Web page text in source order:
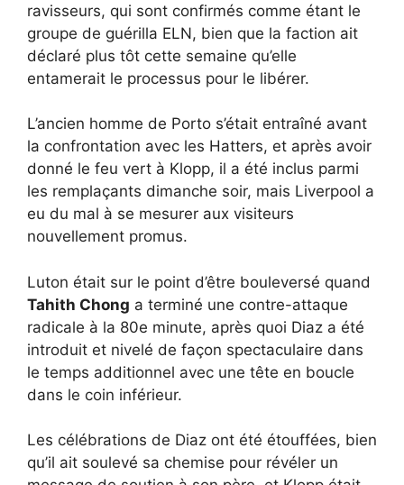
ravisseurs, qui sont confirmés comme étant le
groupe de guérilla ELN, bien que la faction ait
déclaré plus tôt cette semaine qu’elle
entamerait le processus pour le libérer.
L’ancien homme de Porto s’était entraîné avant
la confrontation avec les Hatters, et après avoir
donné le feu vert à Klopp, il a été inclus parmi
les remplaçants dimanche soir, mais Liverpool a
eu du mal à se mesurer aux visiteurs
nouvellement promus.
Luton était sur le point d’être bouleversé quand
Tahith Chong a terminé une contre-attaque
radicale à la 80e minute, après quoi Diaz a été
introduit et nivelé de façon spectaculaire dans
le temps additionnel avec une tête en boucle
dans le coin inférieur.
Les célébrations de Diaz ont été étouffées, bien
qu’il ait soulevé sa chemise pour révéler un